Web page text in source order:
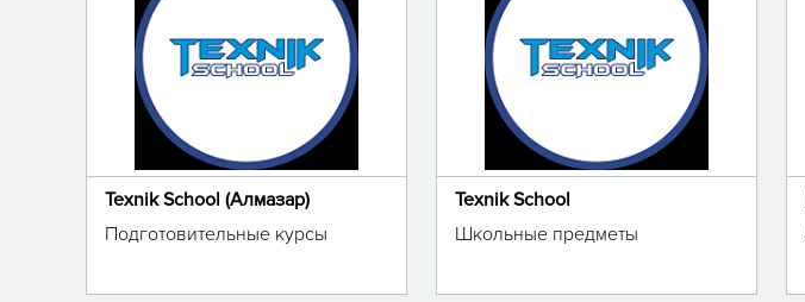
Texnik School (Алмазар)
Подготовительные курсы
Texnik School
Школьные предметы